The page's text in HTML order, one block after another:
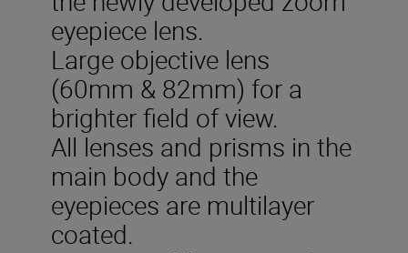
eyepiece lens.
Large objective lens
(60mm & 82mm) for a
brighter field of view.
All lenses and prisms in the
main body and the
eyepieces are multilayer
coated.